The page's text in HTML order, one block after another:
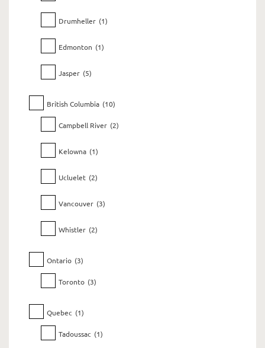
Drumheller (1)
Edmonton (1)
Jasper (5)
British Columbia (10)
Campbell River (2)
Kelowna (1)
Ucluelet (2)
Vancouver (3)
Whistler (2)
Ontario (3)
Toronto (3)
Quebec (1)
Tadoussac (1)